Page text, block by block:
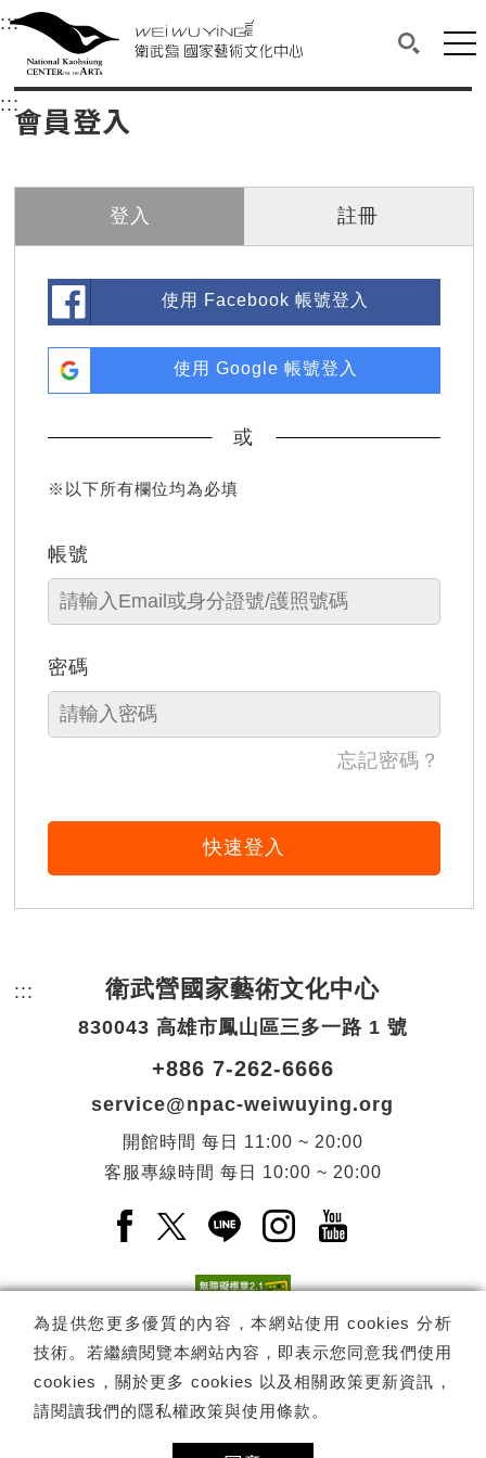
衛武營國家藝術文化中心
中央內容區塊，為本頁主要內容區。
:::選單連結區塊，此區塊列有本網站主要連結。
衛武營國家藝術文化中心
搜尋(開
網
::: 中央內容區塊，為本頁主要內容區。
會員登入
登入 註冊
使用 Facebook 帳號登入
使用 Google 帳號登入
或
※以下所有欄位均為必填
帳號
密碼
忘記密碼？
快速登入
為提供您更多優質的內容，本網站使用 cookies 分析
技術。若繼續閱覽本網站內容，即表示您同意我們使用
cookies，關於更多 cookies 以及相關政策更新資訊，
請閱讀我們的隱私權政策與使用條款 。
::: 頁尾網站資訊。
衛武營國家藝術文化中心
830043 高雄市鳳山區三多一路 1 號
+886 7-262-6666
service@npac-weiwuying.org
開館時間 每日
11:00 ~ 20:00
客服專線時間 每日 10:00 ~ 20:00
Facebook(另開新視窗)
X(另開新視窗)
LINE(另開新視窗)
Instagram(另開新視
YouTube(另開
電子報訂閱 訂閱
Copyright © 國家表演藝術中心 -衛武營國家藝術文化中心